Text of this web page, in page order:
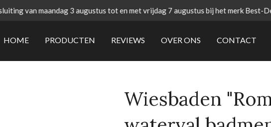
van maandag 3 augustus tot en met vrijdag 7 augustus bij het merk Best-
HOME PRODUCTEN REVIEWS OVER ONS CONTACT
Wiesbaden